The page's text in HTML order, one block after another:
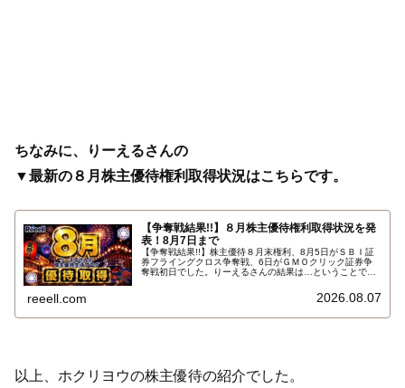
ちなみに、りーえるさんの
▼最新の８月株主優待権利取得状況はこちらです。
【争奪戦結果!!】８月株主優待権利取得状況を発
表！8月7日まで
【争奪戦結果!!】株主優待８月末権利、8月5日がＳＢＩ証
券フライングクロス争奪戦、6日がＧＭＯクリック証券争
奪戦初日でした。りーえるさんの結果は…ということで、
含む）を報告します。最新の取得状況はこちらです…
reeell.com 2026.08.07
以上、ホクリヨウの株主優待の紹介でした。